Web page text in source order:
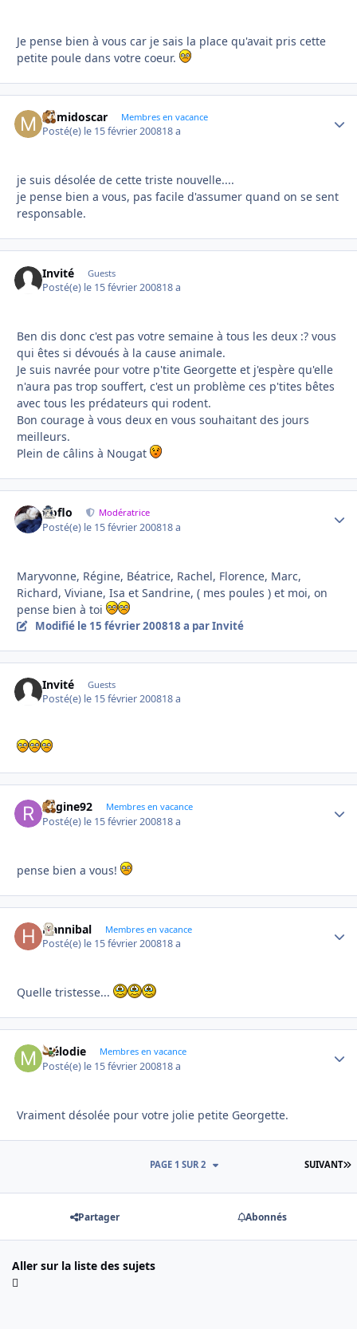
Je pense bien à vous car je sais la place qu'avait pris cette
petite poule dans votre coeur.
mimidoscar Membres en vacance
Posté(e) le 15 février 200818 a
je suis désolée de cette triste nouvelle....
je pense bien a vous, pas facile d'assumer quand on se sent
responsable.
Invité Guests
Posté(e) le 15 février 200818 a
Ben dis donc c'est pas votre semaine à tous les deux :? vous
qui êtes si dévoués à la cause animale.
Je suis navrée pour votre p'tite Georgette et j'espère qu'elle
n'aura pas trop souffert, c'est un problème ces p'tites bêtes
avec tous les prédateurs qui rodent.
Bon courage à vous deux en vous souhaitant des jours
meilleurs.
Plein de câlins à Nougat
floflo Modératrice
Posté(e) le 15 février 200818 a
Maryvonne, Régine, Béatrice, Rachel, Florence, Marc,
Richard, Viviane, Isa et Sandrine, ( mes poules ) et moi, on
pense bien à toi
Modifié le 15 février 200818 a par Invité
Invité Guests
Posté(e) le 15 février 200818 a
Regine92 Membres en vacance
Posté(e) le 15 février 200818 a
pense bien a vous!
Hannibal Membres en vacance
Posté(e) le 15 février 200818 a
Quelle tristesse...
Mélodie Membres en vacance
Posté(e) le 15 février 200818 a
Vraiment désolée pour votre jolie petite Georgette.
SUIVANT
PAGE 1 SUR 2
Partager Abonnés
Aller sur la liste des sujets